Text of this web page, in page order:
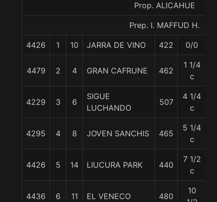
Prop. ALICAHUE
Prep. I. MAFFUD H.
4426 1 10 JARRA DE VINO 422 0/0
4479 2 4 GRAN CAFRUNE 462
1 1/4
c
4229 3 6
SIGUE
LUCHANDO
507
4 1/4
c
4295 4 8 JOVEN SANCHIS 465
5 1/4
c
4426 5 14 LIUCURA PARK 440
7 1/2
c
4436 6 11 EL VENECO 480
10